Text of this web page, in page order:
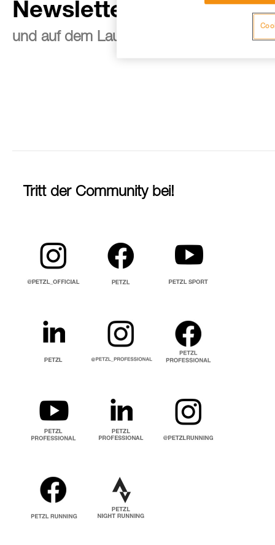
Newsletter abonnieren
und auf dem Laufenden bleiben
Tritt der Community bei!